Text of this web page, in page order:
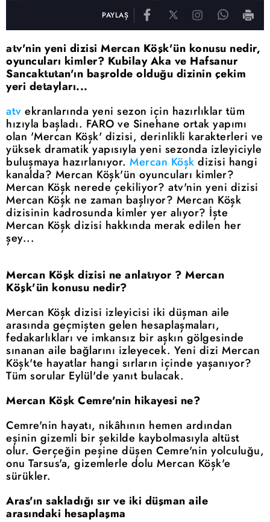
PAYLAŞ
atv'nin yeni dizisi Mercan Köşk'ün konusu nedir,
oyuncuları kimler? Kubilay Aka ve Hafsanur
Sancaktutan'ın başrolde olduğu dizinin çekim
yeri detayları...
atv ekranlarında yeni sezon için hazırlıklar tüm
hızıyla başladı. FARO ve Sinehane ortak yapımı
olan 'Mercan Köşk' dizisi, derinlikli karakterleri ve
yüksek dramatik yapısıyla yeni sezonda izleyiciyle
buluşmaya hazırlanıyor. Mercan Köşk dizisi hangi
kanalda? Mercan Köşk'ün oyuncuları kimler?
Mercan Köşk nerede çekiliyor? atv'nin yeni dizisi
Mercan Köşk ne zaman başlıyor? Mercan Köşk
dizisinin kadrosunda kimler yer alıyor? İşte
Mercan Köşk dizisi hakkında merak edilen her
şey...
Mercan Köşk dizisi ne anlatıyor ? Mercan
Köşk'ün konusu nedir?
Mercan Köşk dizisi izleyicisi iki düşman aile
arasında geçmişten gelen hesaplaşmaları,
fedakarlıkları ve imkansız bir aşkın gölgesinde
sınanan aile bağlarını izleyecek. Yeni dizi Mercan
Köşk'te hayatlar hangi sırların içinde yaşanıyor?
Tüm sorular Eylül'de yanıt bulacak.
Mercan Köşk Cemre'nin hikayesi ne?
Cemre'nin hayatı, nikâhının hemen ardından
eşinin gizemli bir şekilde kaybolmasıyla altüst
olur. Gerçeğin peşine düşen Cemre'nin yolculuğu,
onu Tarsus'a, gizemlerle dolu Mercan Köşk'e
sürükler.
Aras'ın sakladığı sır ve iki düşman aile
arasındaki hesaplaşma